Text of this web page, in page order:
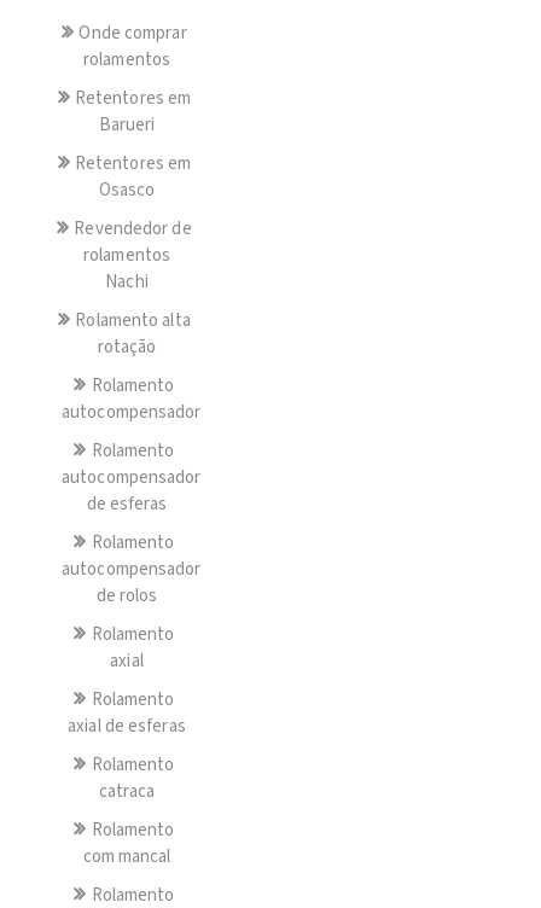
Onde comprar
rolamentos
Retentores em
Barueri
Retentores em
Osasco
Revendedor de
rolamentos
Nachi
Rolamento alta
rotação
Rolamento
autocompensador
Rolamento
autocompensador
de esferas
Rolamento
autocompensador
de rolos
Rolamento
axial
Rolamento
axial de esferas
Rolamento
catraca
Rolamento
com mancal
Rolamento